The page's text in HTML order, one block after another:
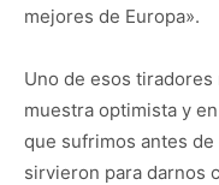
mejores de Europa».
Uno de esos
muestra optimista y
que sufrimos antes
sirvieron para darnos